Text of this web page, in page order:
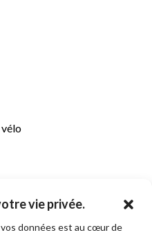
vie privée.
données est au cœur de
vélo